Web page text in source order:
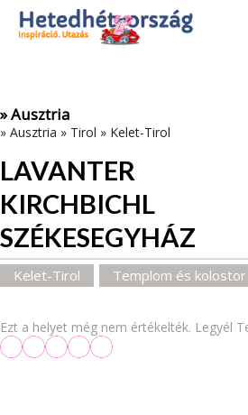
Az oldal sütiket (cookies) használ.
Adatvédelmi tájékoztató
» Ausztria
» Ausztria » Tirol » Kelet-Tirol
LAVANTER
KIRCHBICHL
SZÉKESEGYHÁZ
Kelet-Tirol Templom és kolostor
Ezt a helyet még nem értékelték. Legyél